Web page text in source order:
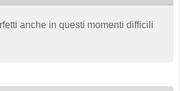
anche in questi momenti difficili